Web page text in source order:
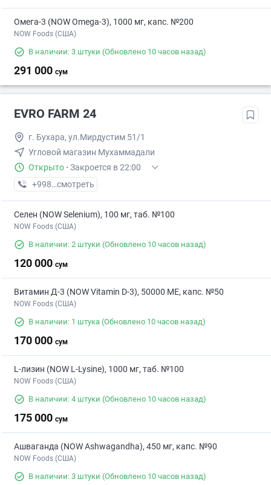
Омега-3 (NOW Omega-3), 1000 мг, капс. №200
NOW Foods (США)
В наличии: 3 штуки (Обновлено 10 часов назад)
291 000 сум
EVRO FARM 24
г. Бухара, ул.Мирдустим 51/1
Угловой магазин Мухаммадали
Открыто · Закроется в 22:00
+998 (91) XXX-XX-XX
смотреть
Селен (NOW Selenium), 100 мг, таб. №100
NOW Foods (США)
В наличии: 2 штуки (Обновлено 10 часов назад)
120 000 сум
Витамин Д-3 (NOW Vitamin D-3), 50000 МЕ, капс. №50
NOW Foods (США)
В наличии: 1 штука (Обновлено 10 часов назад)
170 000 сум
L-лизин (NOW L-Lysine), 1000 мг, таб. №100
NOW Foods (США)
В наличии: 4 штуки (Обновлено 10 часов назад)
175 000 сум
Ашваганда (NOW Ashwagandha), 450 мг, капс. №90
NOW Foods (США)
В наличии: 3 штуки (Обновлено 10 часов назад)